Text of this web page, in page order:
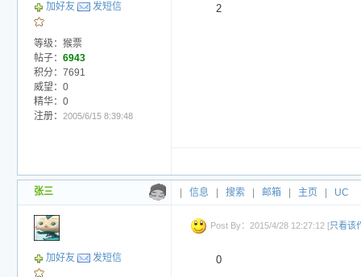
加好友 发短信
等级：猴票
帖子： 6943
积分：7691
威望：0
精华：0
注册：
2005/6/15 8:39:48
2
张三 信息 搜索 邮箱 主页 UC
加好友 发短信
Post By：2015/4/28 12:27:12 [只看该
0